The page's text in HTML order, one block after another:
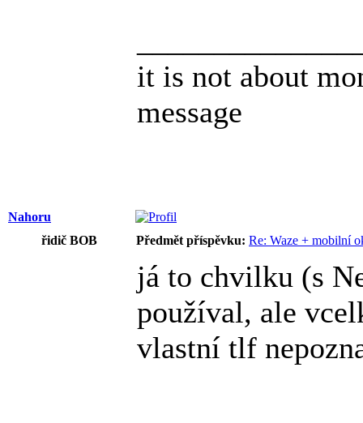
it is not about
message
Nahoru
řidič BOB
Předmět příspěvku: Re: Waze + mobilní
já to chvilku (s
používal, ale
vlastní tlf